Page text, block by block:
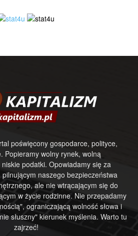
poświęcony gospodarce, polityce,
Popieramy wolny rynek, wolną
podatki. Opowiadamy się za
naszego bezpieczeństwa
ale nie wtrącającym się do
w życie rodzinne. Nie przepadamy
ograniczającą wolność słowa i
słuszny" kierunek myślenia. Warto tu
zajrzeć!